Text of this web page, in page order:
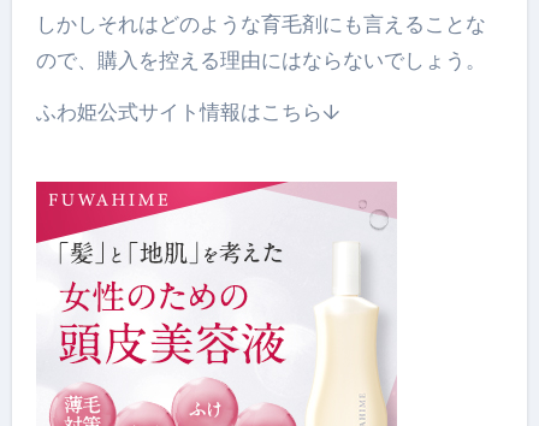
しかしそれはどのような育毛剤にも言えることな
ので、購入を控える理由にはならないでしょう。
ふわ姫公式サイト情報はこちら↓